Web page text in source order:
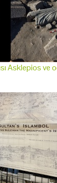
Asklepios ve